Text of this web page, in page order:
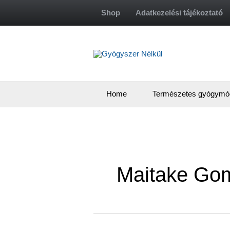
Shop Adatkezelési tájékoztató
Home Természetes
Maitake